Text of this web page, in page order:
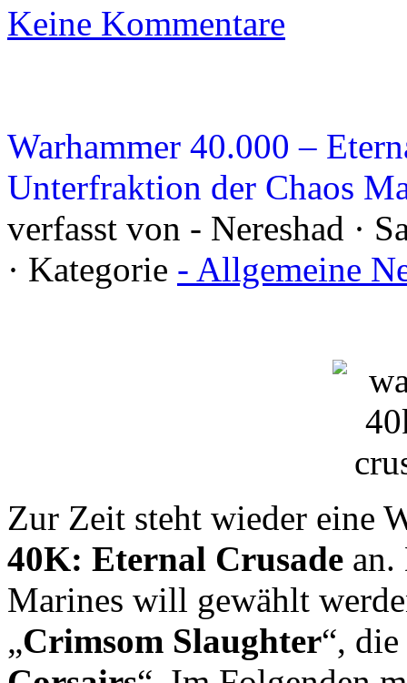
Keine Kommentare
Warhammer 40.000 –
Unterfraktion der Chaos
verfasst von - Nereshad ·
· Kategorie - Allgemeine
Zur Zeit steht wieder eine
40K: Eternal Crusade an.
Marines will gewählt
„Crimsom Slaughter“, die